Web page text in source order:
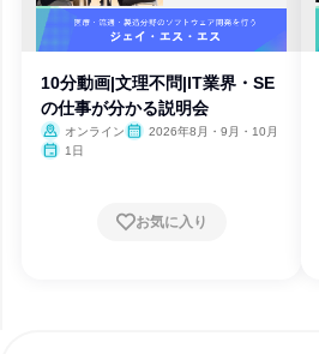
10分動画|文理不問|IT業界・SE
の仕事が分かる説明会
オンライン
2026年8月・9月・10月
1日
お気に入り